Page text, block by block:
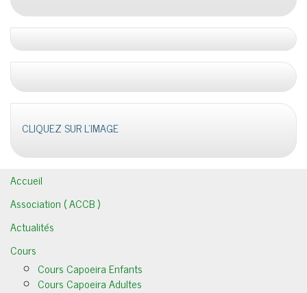
CLIQUEZ SUR L'IMAGE
Accueil
Association ( ACCB )
Actualités
Cours
Cours Capoeira Enfants
Cours Capoeira Adultes